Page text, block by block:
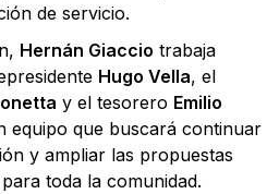
de servicio.
Hernán Giaccio trabaja
Hugo Vella, el
y el tesorero Emilio
equipo que buscará continuar
y ampliar las propuestas
toda la comunidad.